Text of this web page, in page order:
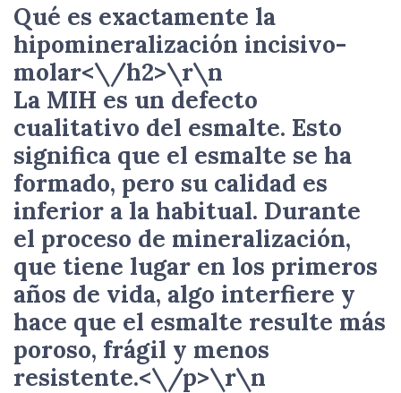
Qué es exactamente la
hipomineralización incisivo-
molar<\/h2>\r\n
La MIH es un defecto
cualitativo del esmalte. Esto
significa que el esmalte se ha
formado, pero su calidad es
inferior a la habitual. Durante
el proceso de mineralización,
que tiene lugar en los primeros
años de vida, algo interfiere y
hace que el esmalte resulte más
poroso, frágil y menos
resistente.<\/p>\r\n